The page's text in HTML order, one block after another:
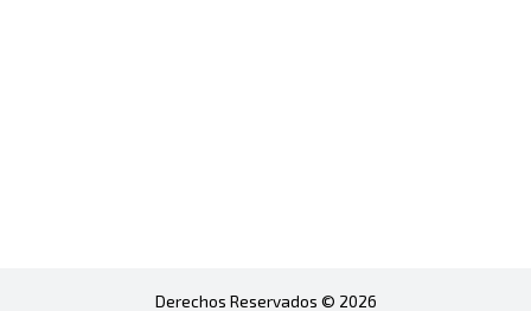
Derechos Reservados © 2026